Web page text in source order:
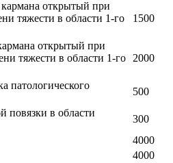
открытый при
тяжести в области 1-го
1500
открытый при
тяжести в области 1-го
2000
патологического
500
повязки в области
300
4000
4000